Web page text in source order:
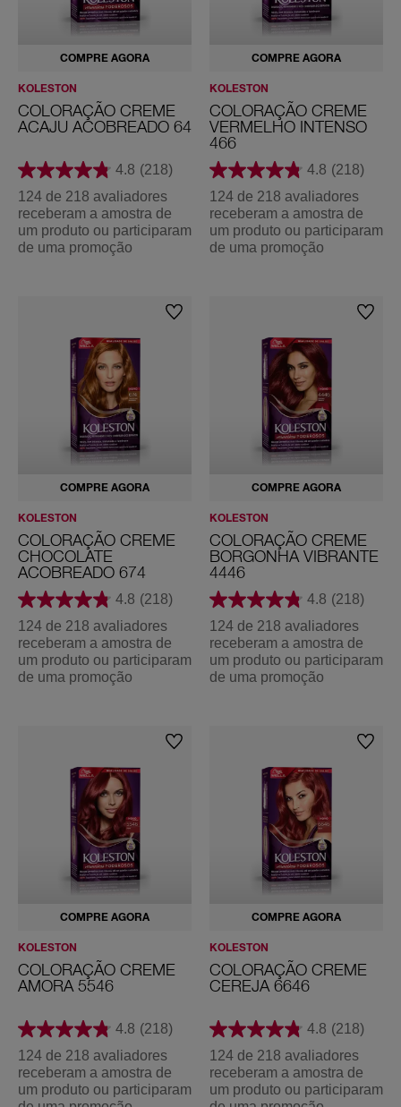
COLORAÇÃO
Preto
Loiro
Ruivo
Violet
Coloração com efeito natural
Multitom
COMPRE AGORA
KOLESTON
COLORAÇÃO CREME
ACAJU ACOBREADO 64
4.8 (218)
124 de 218 avaliadores
receberam a amostra de
um produto ou participaram
de uma promoção
COMPRE AGORA
KOLESTON
COLORAÇÃO CREME
VERMELHO INTENSO
466
4.8 (218)
124 de 218 avaliadores
receberam a amostra de
um produto ou participaram
de uma promoção
COMPRE AGORA
KOLESTON
COLORAÇÃO CREME
CHOCOLATE
ACOBREADO 674
4.8 (218)
124 de 218 avaliadores
receberam a amostra de
um produto ou participaram
de uma promoção
COMPRE AGORA
KOLESTON
COLORAÇÃO CREME
BORGONHA VIBRANTE
4446
4.8 (218)
124 de 218 avaliadores
receberam a amostra de
um produto ou participaram
de uma promoção
COMPRE AGORA
KOLESTON
COLORAÇÃO CREME
AMORA 5546
4.8 (218)
124 de 218 avaliadores
receberam a amostra de
um produto ou participaram
COMPRE AGORA
KOLESTON
COLORAÇÃO CREME
CEREJA 6646
4.8 (218)
124 de 218 avaliadores
receberam a amostra de
um produto ou participaram